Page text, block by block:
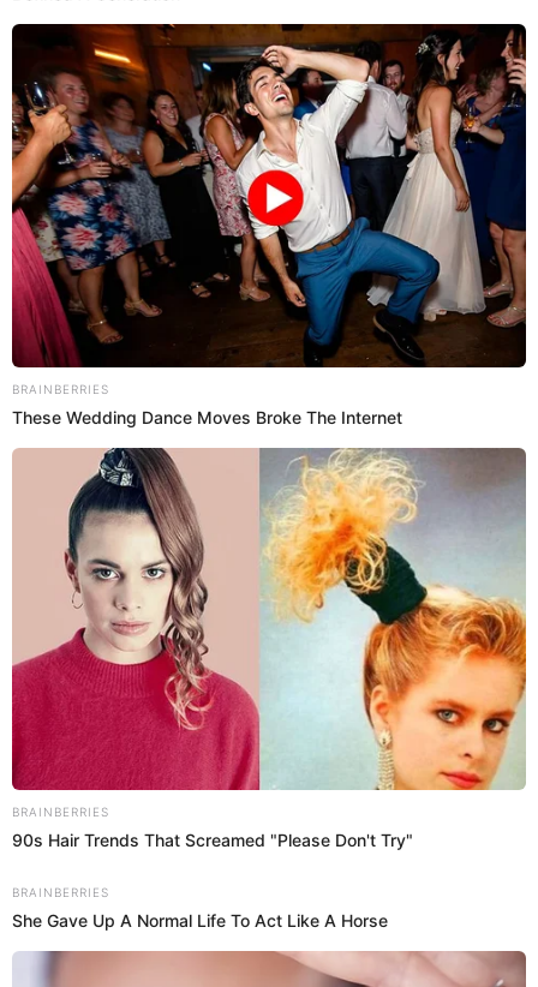
11 Ago 2025 | 8:41 h
Revelan identidad del joven hallado en casa de
Cerati tras 41 años desaparecido: Su padre murió
buscándolo
En Argentina, el hallazgo de unos restos óseos destaparon un
crimen que enlutó por cuatro décadas a una familia. Un joven salió
de casa y nunca más volvió.
Flavia Paredes
Gustavo Cerati
07 Ago 2025 | 13:39 h
Menor de 14 desaparecido en Surco llegó al Perú
tras ser localizado en Ecuador: Su padre sigue
detenido
desaparecido ya está en suelo peruano tras su intensa búsqueda.
Su madre está camino a su encuentro.